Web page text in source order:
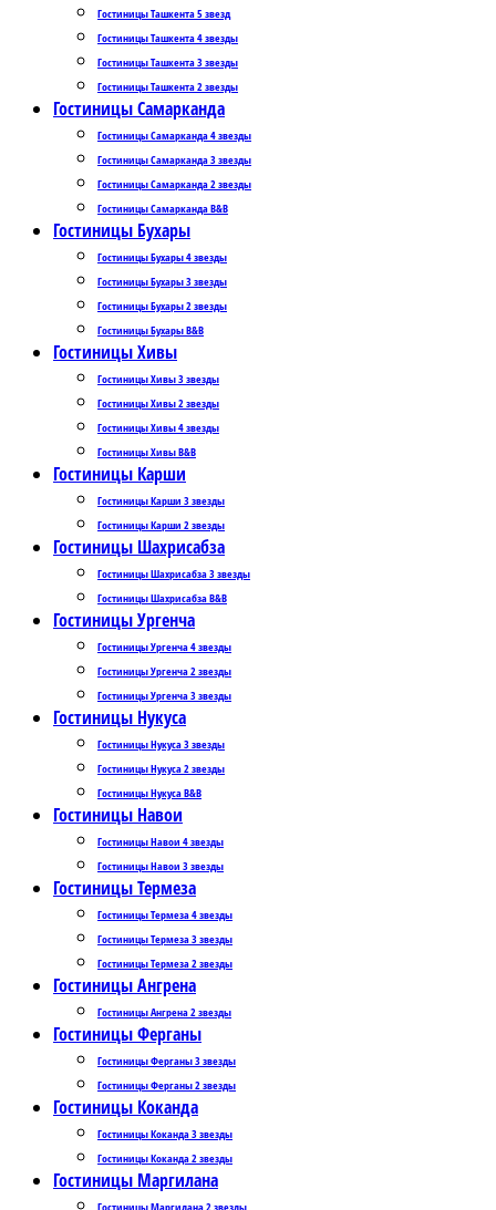
Гостиницы Ташкента 5 звезд
Гостиницы Ташкента 4 звезды
Гостиницы Ташкента 3 звезды
Гостиницы Ташкента 2 звезды
Гостиницы Самарканда
Гостиницы Самарканда 4 звезды
Гостиницы Самарканда 3 звезды
Гостиницы Самарканда 2 звезды
Гостиницы Самарканда B&B
Гостиницы Бухары
Гостиницы Бухары 4 звезды
Гостиницы Бухары 3 звезды
Гостиницы Бухары 2 звезды
Гостиницы Бухары B&B
Гостиницы Хивы
Гостиницы Хивы 3 звезды
Гостиницы Хивы 2 звезды
Гостиницы Хивы 4 звезды
Гостиницы Хивы B&B
Гостиницы Карши
Гостиницы Карши 3 звезды
Гостиницы Карши 2 звезды
Гостиницы Шахрисабза
Гостиницы Шахрисабза 3 звезды
Гостиницы Шахрисабза B&B
Гостиницы Ургенча
Гостиницы Ургенча 4 звезды
Гостиницы Ургенча 2 звезды
Гостиницы Ургенча 3 звезды
Гостиницы Нукуса
Гостиницы Нукуса 3 звезды
Гостиницы Нукуса 2 звезды
Гостиницы Нукуса B&B
Гостиницы Навои
Гостиницы Навои 4 звезды
Гостиницы Навои 3 звезды
Гостиницы Термеза
Гостиницы Термеза 4 звезды
Гостиницы Термеза 3 звезды
Гостиницы Термеза 2 звезды
Гостиницы Ангрена
Гостиницы Ангрена 2 звезды
Гостиницы Ферганы
Гостиницы Ферганы 3 звезды
Гостиницы Ферганы 2 звезды
Гостиницы Коканда
Гостиницы Коканда 3 звезды
Гостиницы Коканда 2 звезды
Гостиницы Маргилана
Гостиницы Маргилана 2 звезды